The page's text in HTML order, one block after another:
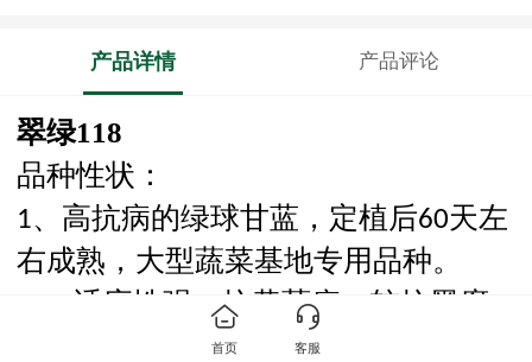
产品详情 产品评论
翠绿118
品种性状：
1、 高抗病的绿球甘蓝 ，定植后60天左
右成熟 ， 大型蔬菜基地专用品种。
适应性强，抗黄萎病，较抗黑腐
病，秋播不易死苗。注意预防细菌性
首页 客服